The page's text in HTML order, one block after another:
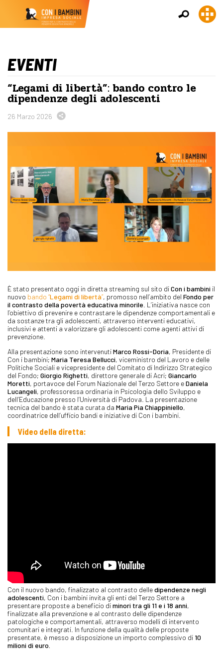
EVENTI
“Legami di libertà”: bando contro le
dipendenze degli adolescenti
26 Marzo 2026
È stato presentato oggi in diretta streaming sul sito diCon i bambini il
nuovo bando “Legami di libertà”, promosso nell’ambito del Fondo per
il contrasto della povertà educativa minorile . L’iniziativa nasce con
l’obiettivo di prevenire e contrastare le dipendenze comportamentali e
da sostanze tra gli adolescenti, attraverso interventi educativi,
inclusivi e attenti a valorizzare gli adolescenti come agenti attivi di
prevenzione.
Alla presentazione sono intervenutiMarco Rossi-Doria, Presidente di
Con i bambini; Maria Teresa Bellucci, viceministro del Lavoro e delle
Politiche Sociali e vicepresidente del Comitato di Indirizzo Strategico
del Fondo; Giorgio Righetti, direttore generale di Acri; Giancarlo
Moretti, portavoce del Forum Nazionale del Terzo Settore eDaniela
Lucangeli, professoressa ordinaria in Psicologia dello Sviluppo e
dell’Educazione presso l’Università di Padova. La presentazione
tecnica del bando è stata curata da Maria Pia Chiappiniello,
coordinatrice dell’ufficio bandi e iniziative di Con i bambini.
Video della diretta:
Con il nuovo bando, finalizzato al contrasto delledipendenze negli
adolescenti, Con i bambini invita gli enti del Terzo Settore a
presentare proposte a beneficio diminori tra gli 11 e i 18 anni,
finalizzate alla prevenzione e al contrasto delle dipendenze
patologiche e comportamentali, attraverso modelli di intervento
comunitari e integrati. In funzione della qualità delle proposte
presentate, è messo a disposizione un importo complessivo di 10
milioni di euro